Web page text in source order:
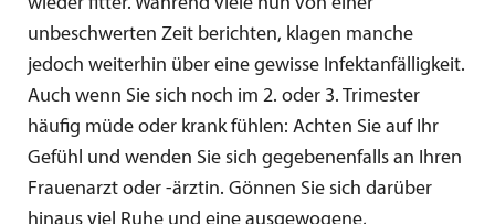
unbeschwerten Zeit berichten, klagen manche
jedoch weiterhin über eine gewisse Infektanfälligkeit.
Auch wenn Sie sich noch im 2. oder 3. Trimester
häufig müde oder krank fühlen: Achten Sie auf Ihr
Gefühl und wenden Sie sich gegebenenfalls an Ihren
Frauenarzt oder -ärztin. Gönnen Sie sich darüber
hinaus viel Ruhe und eine ausgewogene,